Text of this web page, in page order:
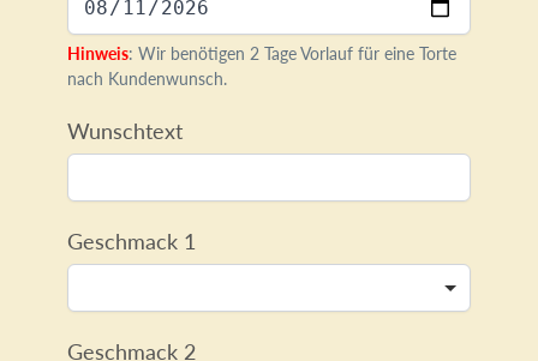
Hinweis: Wir benötigen 2 Tage Vorlauf für eine Torte
nach Kundenwunsch.
Wunschtext
Geschmack 1
Geschmack 2